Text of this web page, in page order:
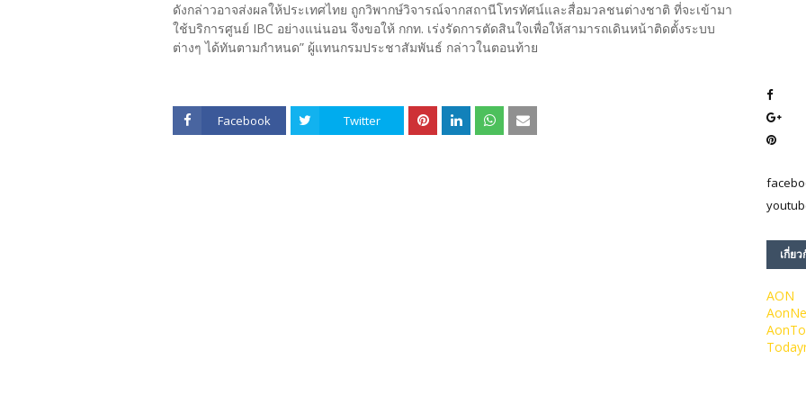
ดังกล่าวอาจส่งผลให้ประเทศไทย ถูกวิพากษ์วิจารณ์จากสถานีโทรทัศน์และสื่อมวลชนต่างชาติ ที่จะเข้ามา
ใช้บริการศูนย์ IBC อย่างแน่นอน จึงขอให้ กกท. เร่งรัดการตัดสินใจเพื่อให้สามารถเดินหน้าติดตั้งระบบ
ต่างๆ ได้ทันตามกำหนด” ผู้แทนกรมประชาสัมพันธ์ กล่าวในตอนท้าย
Facebook Twitter
เกี่ย
AON